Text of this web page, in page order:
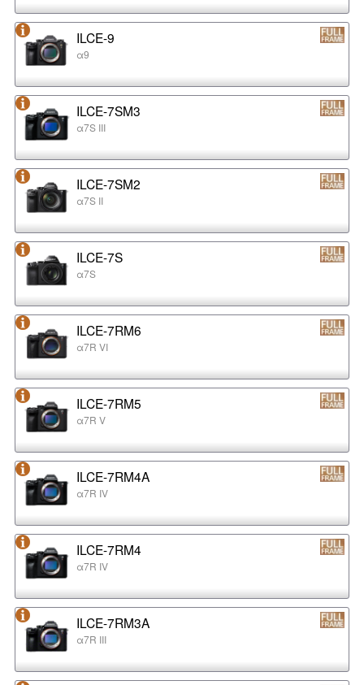
ILCE-9
α9
ILCE-7SM3
α7S III
ILCE-7SM2
α7S II
ILCE-7S
α7S
ILCE-7RM6
α7R VI
ILCE-7RM5
α7R V
ILCE-7RM4A
α7R IV
ILCE-7RM4
α7R IV
ILCE-7RM3A
α7R III